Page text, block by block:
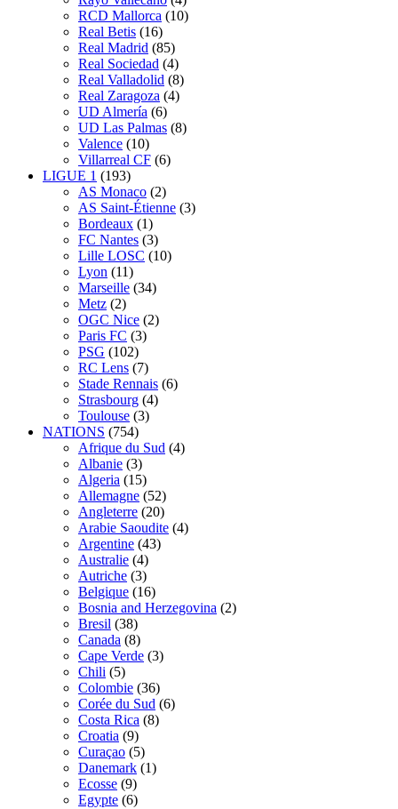
RCD Mallorca (10)
Real Betis (16)
Real Madrid (85)
Real Sociedad (4)
Real Valladolid (8)
Real Zaragoza (4)
UD Almería (6)
UD Las Palmas (8)
Valence (10)
Villarreal CF (6)
LIGUE 1 (193)
AS Monaco (2)
AS Saint-Étienne (3)
Bordeaux (1)
FC Nantes (3)
Lille LOSC (10)
Lyon (11)
Marseille (34)
Metz (2)
OGC Nice (2)
Paris FC (3)
PSG (102)
RC Lens (7)
Stade Rennais (6)
Strasbourg (4)
Toulouse (3)
NATIONS (754)
Afrique du Sud (4)
Albanie (3)
Algeria (15)
Allemagne (52)
Angleterre (20)
Arabie Saoudite (4)
Argentine (43)
Australie (4)
Autriche (3)
Belgique (16)
Bosnia and Herzegovina (2)
Bresil (38)
Canada (8)
Cape Verde (3)
Chili (5)
Colombie (36)
Corée du Sud (6)
Costa Rica (8)
Croatia (9)
Curaçao (5)
Danemark (1)
Ecosse (9)
Egypte (6)